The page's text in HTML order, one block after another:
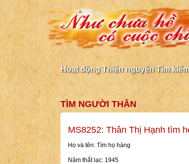
Hoạt động Thiện nguyện Tìm
TÌM NGƯỜI THÂN
MS8252: Thân Thị Hạnh tìm
Họ và tên: Tìm họ hàng
Năm thất lạc: 1945